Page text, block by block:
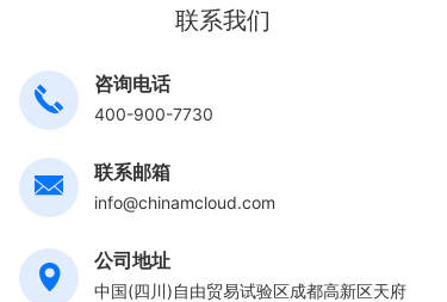
联系我们
咨询电话
400-900-7730
联系邮箱
info@chinamcloud.com
公司地址
中国(四川)自由贸易试验区成都高新区天府